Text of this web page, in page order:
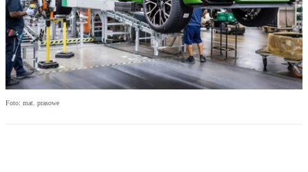
Foto: mat. prasowe